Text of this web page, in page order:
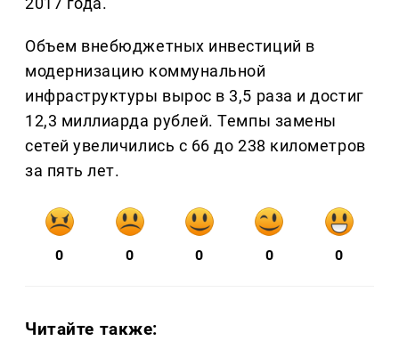
Объем внебюджетных инвестиций в
модернизацию коммунальной
инфраструктуры вырос в 3,5 раза и достиг
12,3 миллиарда рублей. Темпы замены
сетей увеличились с 66 до 238 километров
за пять лет.
0 0 0 0 0
Читайте также: